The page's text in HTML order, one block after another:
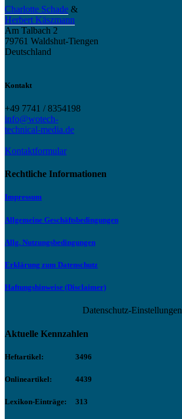
Charlotte Schade &
Herbert Käszmann
Am Talbach 2
79761 Waldshut-Tiengen
Deutschland
Kontakt
+49 7741 / 8354198
info@wotech-
technical-media.de
Kontaktformular
Rechtliche Informationen
Impressum
Allgemeine Geschäftsbedingungen
Allg. Nutzungsbedingungen
Erklärung zum Datenschutz
Haftungshinweise (Disclaimer)
Datenschutz-Einstellungen
Aktuelle Kennzahlen
Heftartikel: 3496
Onlineartikel: 4439
Lexikon-Einträge: 313